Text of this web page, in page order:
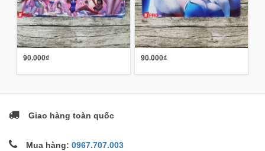
90.000₫ 90.000₫
Giao hàng toàn quốc
Mua hàng: 0967.707.003